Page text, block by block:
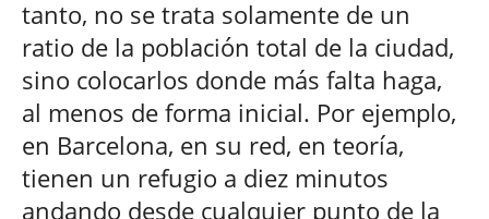
tanto, no se trata solamente de un
ratio de la población total de la ciudad,
sino colocarlos donde más falta haga,
al menos de forma inicial. Por ejemplo,
en Barcelona, en su red, en teoría,
tienen un refugio a diez minutos
andando desde cualquier punto de la